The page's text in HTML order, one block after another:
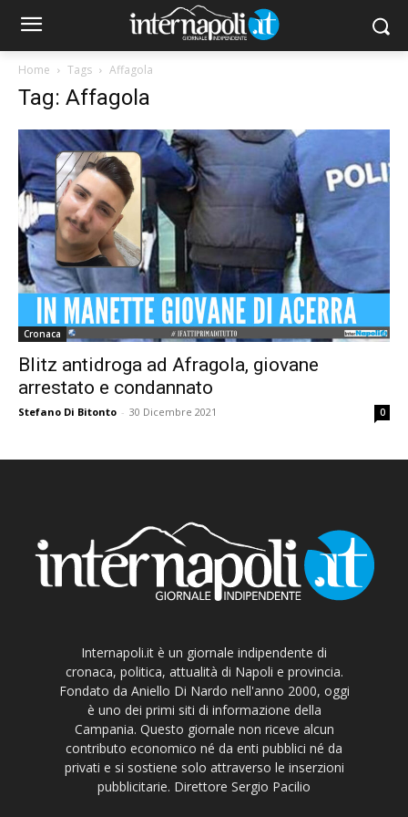
Home Tags Affagola
Tag: Affagola
Cronaca
Blitz antidroga ad Afragola, giovane
arrestato e condannato
Stefano Di Bitonto - 30 Dicembre 2021 0
Internapoli.it è un giornale indipendente di
cronaca, politica, attualità di Napoli e provincia.
Fondato da Aniello Di Nardo nell'anno 2000, oggi
è uno dei primi siti di informazione della
Campania. Questo giornale non riceve alcun
contributo economico né da enti pubblici né da
privati e si sostiene solo attraverso le inserzioni
pubblicitarie. Direttore Sergio Pacilio